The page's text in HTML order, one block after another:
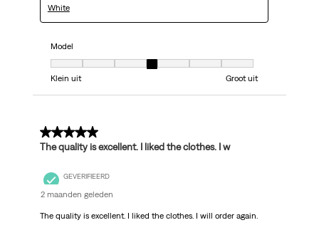
White
Model
Model, 4 van 7, waarbij 1 gelijk is aan Klein uit en 7 gelijk is aan Groot uit
Klein uit
Groot uit
5 van 5 sterren.
The quality is excellent. I liked the clothes. I w
GEVERIFIEERD
2 maanden geleden
The quality is excellent. I liked the clothes. I will order again.